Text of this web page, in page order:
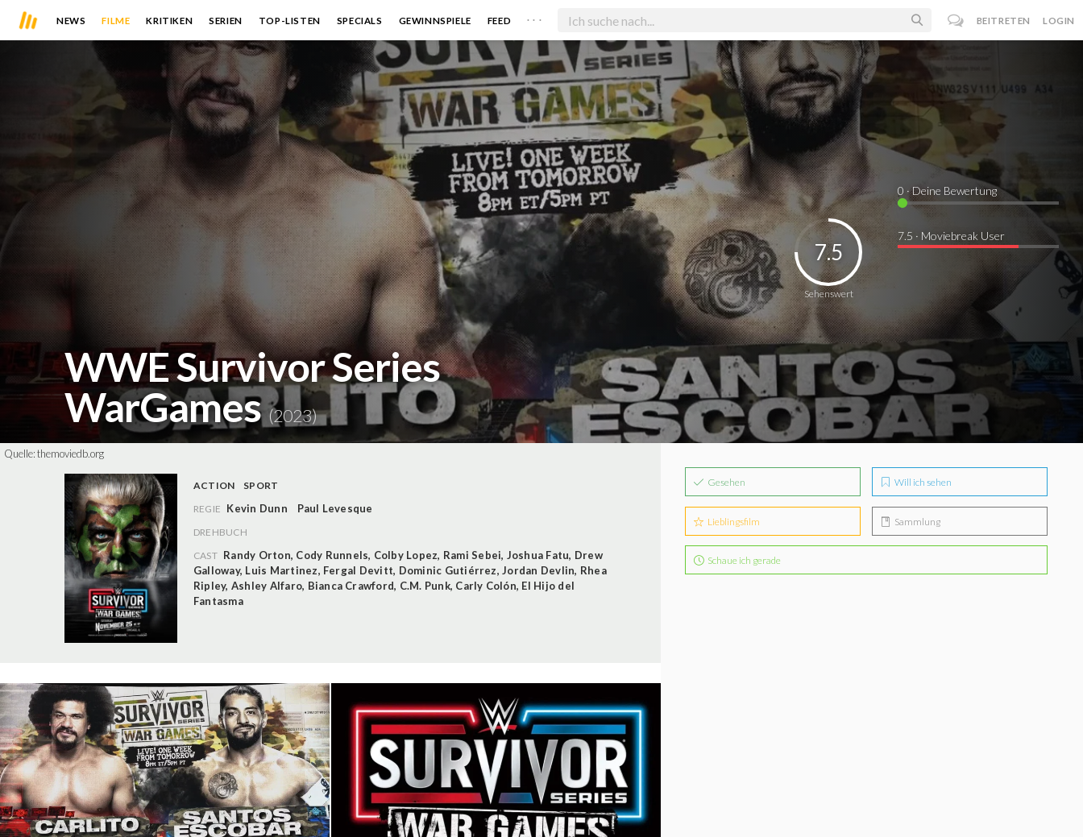
NEWS FILME KRITIKEN SERIEN TOP-LISTEN SPECIALS GEWINNSPIELE FEED . . . BEITRETEN LOGIN
WWE Survivor Series
WarGames (2023)
Sehenswert
7.5
0 · Deine Bewertung
7.5 · Moviebreak User
Quelle:themoviedb.org
ACTION
SPORT
REGIE Kevin Dunn Paul Levesque
DREHBUCH
CAST Randy Orton, Cody Runnels, Colby Lopez, Rami Sebei, Joshua Fatu, Drew
Galloway, Luis Martinez, Fergal Devitt, Dominic Gutiérrez,Jordan Devlin, Rhea
Ripley, Ashley Alfaro, Bianca Crawford, C.M. Punk, Carly Colón, El Hijo del
Fantasma
Gesehen Will ich sehen
Lieblingsfilm Sammlung
Schaue ich gerade